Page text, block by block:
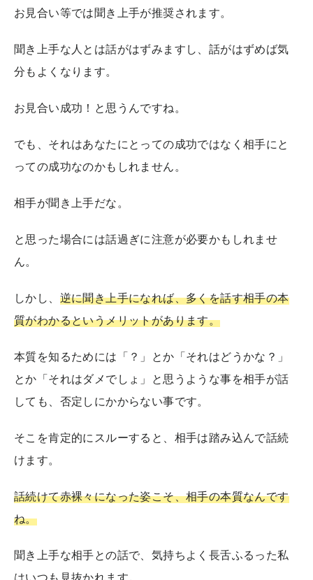
お見合い等では聞き上手が推奨されます。
聞き上手な人とは話がはずみますし、話がはずめば気
分もよくなります。
お見合い成功！と思うんですね。
でも、それはあなたにとっての成功ではなく相手にと
っての成功なのかもしれません。
相手が聞き上手だな。
と思った場合には話過ぎに注意が必要かもしれませ
ん。
しかし、 逆に聞き上手になれば、多くを話す相手の本
質がわかるというメリットがあります。
本質を知るためには「？」とか「それはどうかな？」
とか「それはダメでしょ」と思うような事を相手が話
しても、否定しにかからない事です。
そこを肯定的にスルーすると、相手は踏み込んで話続
けます。
話続けて赤裸々になった姿こそ、相手の本質なんです
ね。
聞き上手な相手との話で、気持ちよく長舌ふるった私
はいつも見抜かれます。